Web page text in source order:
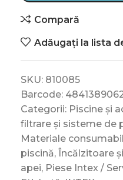
Compară
Adăugați la lista
SKU: 810085
Barcode:
Categorii: Piscine și
filtrare și sisteme de
Materiale
piscină, Încălzitoare
apei, Piese Intex /